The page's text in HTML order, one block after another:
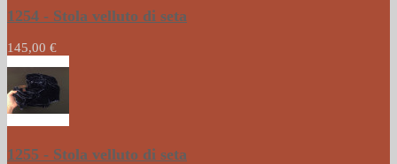
1254 - Stola velluto di seta
145,00 €
1255 - Stola velluto di seta